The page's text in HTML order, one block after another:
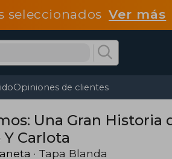
seleccionadosVer más
Opiniones de clientes
Una Gran Historia
Carlota
· Tapa Blanda